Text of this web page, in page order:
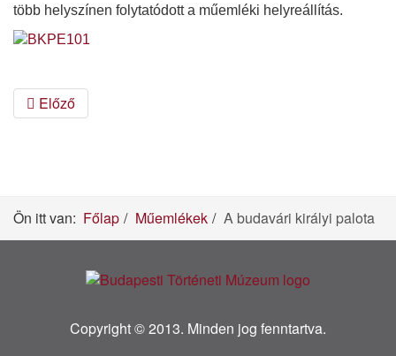
több helyszínen folytatódott a műemléki helyreállítás.
Előző
Ön itt van: Főlap Műemlékek A budavári királyi palota
Copyright © 2013. Minden jog fenntartva.